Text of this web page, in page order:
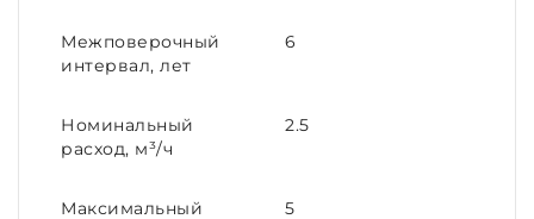
Межповерочный
интервал, лет
6
Номинальный
расход, м³/ч
2.5
Максимальный
5